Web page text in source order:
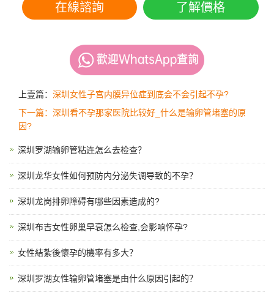
在線諮詢 了解價格
上壹篇： 深圳女性子宫内膜异位症到底会不会引起不孕?
下一篇：深圳看不孕那家医院比较好_什么是输卵管堵塞的原
因?
深圳罗湖输卵管粘连怎么去检查？
深圳龙华女性如何预防内分泌失调导致的不孕？
深圳龙岗排卵障碍有哪些因素造成的?
深圳布吉女性卵巢早衰怎么检查,会影响怀孕?
女性結紮後懷孕的機率有多大？
深圳罗湖女性输卵管堵塞是由什么原因引起的？